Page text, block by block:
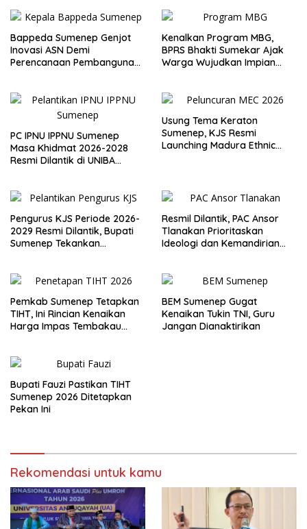
Bappeda Sumenep Genjot
Inovasi ASN Demi
Perencanaan Pembangunan
Kenalkan Program MBG,
BPRS Bhakti Sumekar Ajak
Warga Wujudkan Impian
PC IPNU IPPNU Sumenep
Masa Khidmat 2026-2028
Resmi Dilantik di UNIBA
Usung Tema Keraton
Sumenep, KJS Resmi
Launching Madura Ethnic
Pengurus KJS Periode 2026-
2029 Resmi Dilantik, Bupati
Sumenep Tekankan
Resmil Dilantik, PAC Ansor
Tlanakan Prioritaskan
Ideologi dan Kemandirian
Pemkab Sumenep Tetapkan
TIHT, Ini Rincian Kenaikan
Harga Impas Tembakau
BEM Sumenep Gugat
Kenaikan Tukin TNI, Guru
Jangan Dianaktirikan
Bupati Fauzi Pastikan TIHT
Sumenep 2026 Ditetapkan
Pekan Ini
Rekomendasi untuk kamu